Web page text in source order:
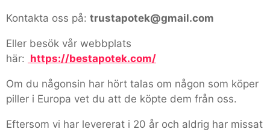
Kontakta oss på: trustapotek@gmail.com
Eller besök vår webbplats
här: https://bestapotek.com/
Om du någonsin har hört talas om någon som köper
piller i Europa vet du att de köpte dem från oss.
Eftersom vi har levererat i 20 år och aldrig har missat